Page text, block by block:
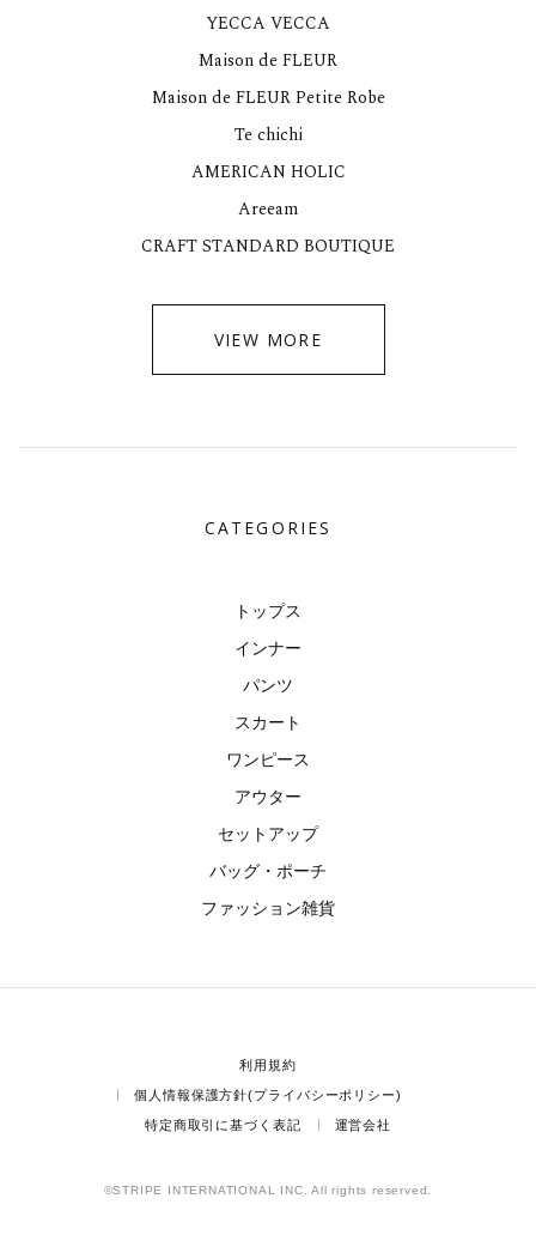
YECCA VECCA
Maison de FLEUR
Maison de FLEUR Petite Robe
Te chichi
AMERICAN HOLIC
Areeam
CRAFT STANDARD BOUTIQUE
VIEW MORE
CATEGORIES
トップス
インナー
パンツ
スカート
ワンピース
アウター
セットアップ
バッグ・ポーチ
ファッション雑貨
利用規約
個人情報保護方針(プライバシーポリシー)
特定商取引に基づく表記 運営会社
©STRIPE INTERNATIONAL INC. All rights reserved.